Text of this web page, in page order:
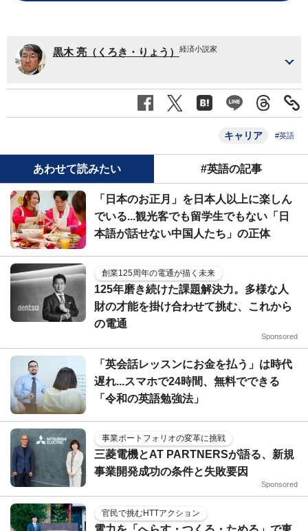
黒木 亮（くろき・りょう） 経済小説家
キャリア #英語
あわせて読みたい #英語の記事
「日本のお正月」を日本人以上に楽しん
でいる...観光客でも留学生でもない「日
本語が話せない中国人たち」の正体
創業125周年の電通が描く未来
125年磨き続けた課題解決力。多様な人
財の才能を掛け合わせて挑む、これから
の電通
Sponsored
「英会話レッスンにお金を払う」は時代
遅れ...スマホで24時間、無料でできる
「令和の英語勉強法」
事業ポートフォリオの変革に挑戦
三菱電機とAT PARTNERSが語る、新規
事業開発成功の条件と失敗要因
Sponsored
官民で挑むHTTアクション